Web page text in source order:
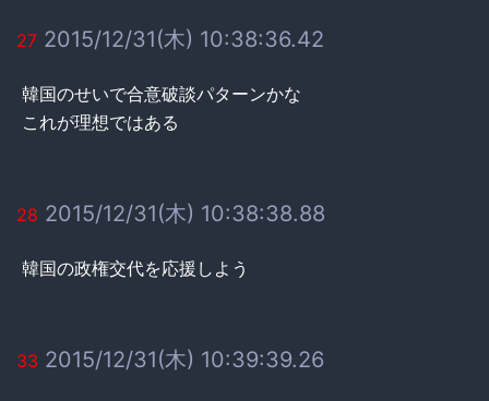
27 2015/12/31(木) 10:38:36.42
韓国のせいで合意破談パターンかな
これが理想ではある
28 2015/12/31(木) 10:38:38.88
韓国の政権交代を応援しよう
33 2015/12/31(木) 10:39:39.26